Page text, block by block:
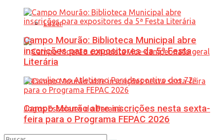
Lazer
Campo Mourão: Biblioteca Municipal abre
inscrições para expositores da 5ª Festa
Literária
Campo Mourão abre inscrições nesta sexta-
feira para o Programa FEPAC 2026